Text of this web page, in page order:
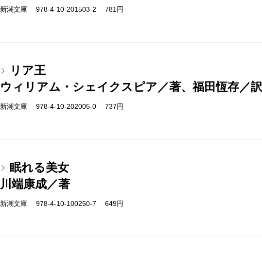
新潮文庫 978-4-10-201503-2 781円
リア王
ウィリアム・シェイクスピア／著、福田恆存／訳
新潮文庫 978-4-10-202005-0 737円
眠れる美女
川端康成／著
新潮文庫 978-4-10-100250-7 649円